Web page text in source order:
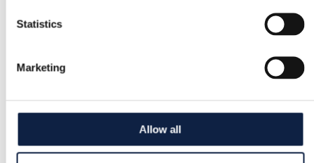
Statistics
Marketing
Allow all
CRW
XXXS / 30
Utmärkt
Färg